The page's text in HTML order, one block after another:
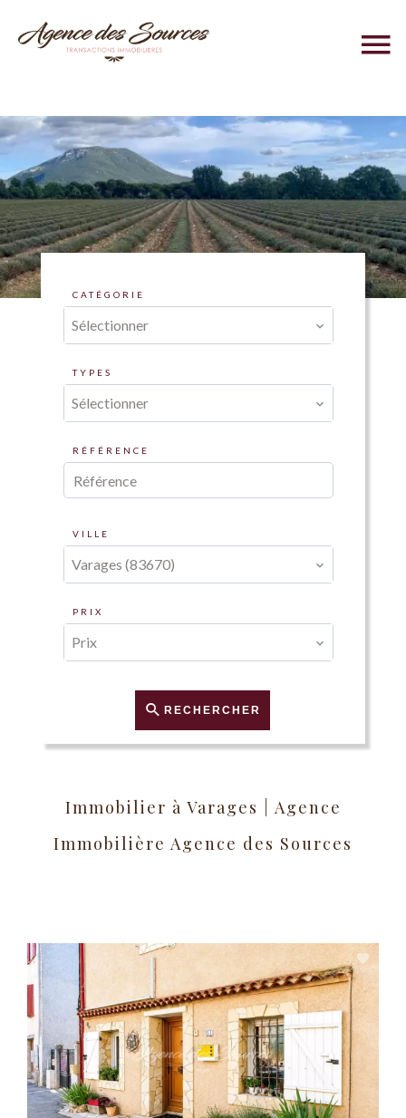
CATÉGORIE
Sélectionner
TYPES
Sélectionner
RÉFÉRENCE
VILLE
Varages (83670)
PRIX
Prix
RECHERCHER
Immobilier à Varages | Agence
Immobilière Agence des Sources